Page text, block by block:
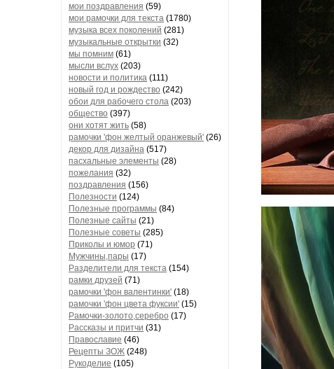
мои поздравления (59)
мои рамочки для текста (1780)
музыка всех поколений (281)
музыкальные открытки (32)
мы помним (61)
мысли вслух (203)
новости и политика (111)
новый год и рождество (242)
обои для рабочего стола (203)
общество (397)
они хотят жить (58)
рамочки 'фон желтый оранжевый' (26)
декор для дизайна (517)
пасхальные элементы (28)
пожелания (32)
поздравления (156)
Полезности (124)
Полезные программы (84)
Полезные сайты (21)
Полезные советы (285)
Приколы и юмор (71)
Мужчины,пары (17)
Разделители для текста (154)
рамки друзей (71)
рамочки 'фон валентинки' (18)
рамочки 'фон цвета фуксии' (15)
Рамочки-золото,серебро (17)
Рассказы и притчи (31)
Православие (46)
Рецепты ЗОЖ (248)
Рукоделие (105)